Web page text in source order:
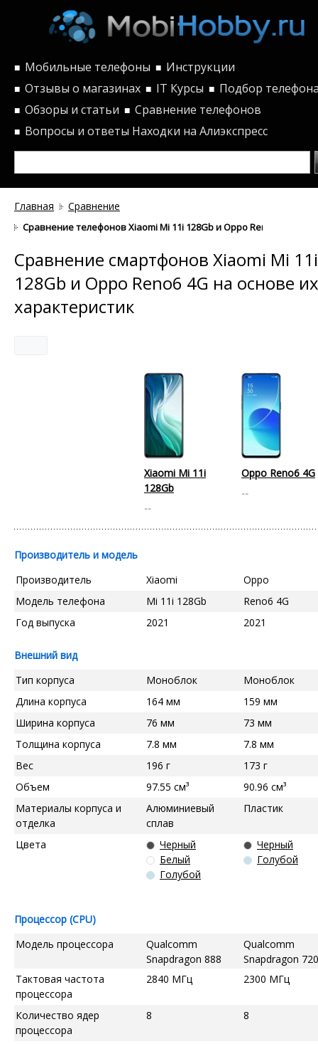
■ Мобильные телефоны ■ Инструкции
■ Отзывы о магазинах ■ IT Курсы ■ Подбор
■ Обзоры и статьи ■ Сравнение телефонов
■ Вопросы и ответы Находки на Алиэкспресс
Главная Сравнение
Сравнение телефонов Xiaomi Mi 11i 128Gb и Oppo Reno6 4G по
Сравнение смартфонов Xiaomi Mi 11i
128Gb и Oppo Reno6 4G на основе их
характеристик
Xiaomi Mi 11i
128Gb
--
Oppo Reno6 4G
--
Производитель и модель
Производитель
Xiaomi
Oppo
Модель телефона
Mi 11i 128Gb
Reno6 4G
Год выпуска
2021 2021
Внешний вид
Тип корпуса
Моноблок
Моноблок
Длина корпуса
164 мм
159 мм
Ширина корпуса
76 мм
73 мм
Толщина корпуса
7.8 мм
7.8 мм
Вес
196 г
173 г
Объем
97.55 см³
90.96 см³
Материалы корпуса и
отделка
Алюминиевый
сплав
Пластик
Цвета
Черный
Белый
Голубой
Черный
Голубой
Процессор (CPU)
Модель процессора
Qualcomm
Snapdragon 888
Qualcomm
Snapdragon
Тактовая частота
процессора
2840 МГц 2300 МГц
Количество ядер
процессора
8 8